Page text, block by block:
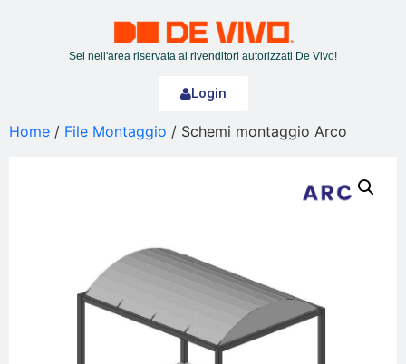
Sei nell'area riservata ai rivenditori autorizzati De Vivo!
Login
Home / File Montaggio / Schemi montaggio Arco